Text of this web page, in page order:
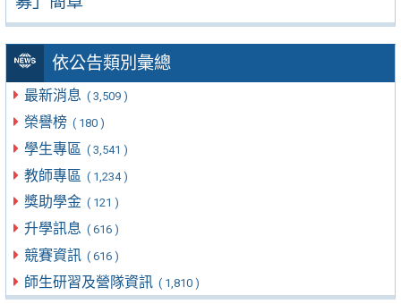
依公告類別彙總
最新消息 ( 3,509 )
榮譽榜 ( 180 )
學生專區 ( 3,541 )
教師專區 ( 1,234 )
獎助學金 ( 121 )
升學訊息 ( 616 )
競賽資訊 ( 616 )
師生研習及營隊資訊 ( 1,810 )